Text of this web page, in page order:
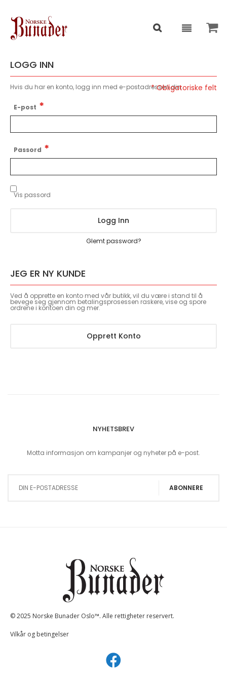
LOGG INN
Hvis du har en konto, logg inn med e-postadressen din.
E-post
Passord
Vis passord
Logg Inn
Glemt password?
JEG ER NY KUNDE
Ved å opprette en konto med vår butikk, vil du være i stand til å
bevege seg gjennom betalingsprosessen raskere, vise og spore
ordrene i kontoen din og mer.
Opprett Konto
NYHETSBREV
Motta informasjon om kampanjer og nyheter på e-post.
ABONNERE
© 2025 Norske Bunader Oslo™. Alle rettigheter reservert.
Vilkår og betingelser